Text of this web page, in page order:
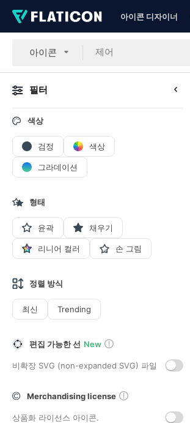
아이콘 디자이너
아이콘
필터
색상
검정 색상
그라데이션
형태
윤곽 채우기
리니어 컬러 손 그림
정렬 방식
최신 Trending
편집 가능한 선 New
비확장 SVG (non-expanded SVG) 파일
Merchandising license
상품화 라이선스 아이콘.